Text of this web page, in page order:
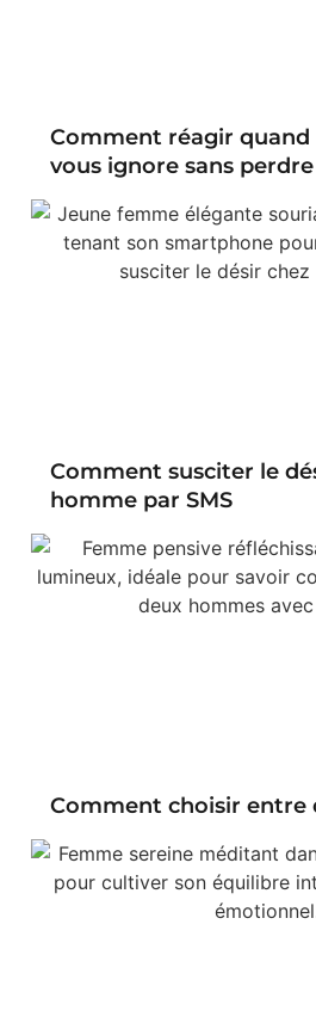
Comment réagir
vous ignore sans
Comment susciter le
homme par SMS
Comment choisir entre